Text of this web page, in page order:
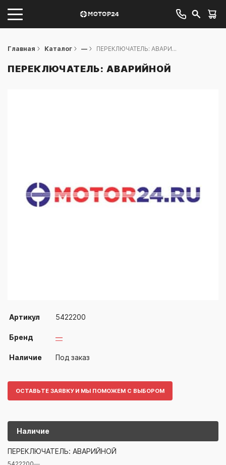
Главная Каталог — ПЕРЕКЛЮЧАТЕЛЬ: АВАРИ...
ПЕРЕКЛЮЧАТЕЛЬ: АВАРИЙНОЙ
Артикул 5422200
Бренд —
Наличие Под заказ
ОСТАВЬТЕ ЗАЯВКУ И МЫ ПОМОЖЕМ С ВЫБОРОМ
Наличие
5422200—
ПЕРЕКЛЮЧАТЕЛЬ: АВАРИЙНОЙ